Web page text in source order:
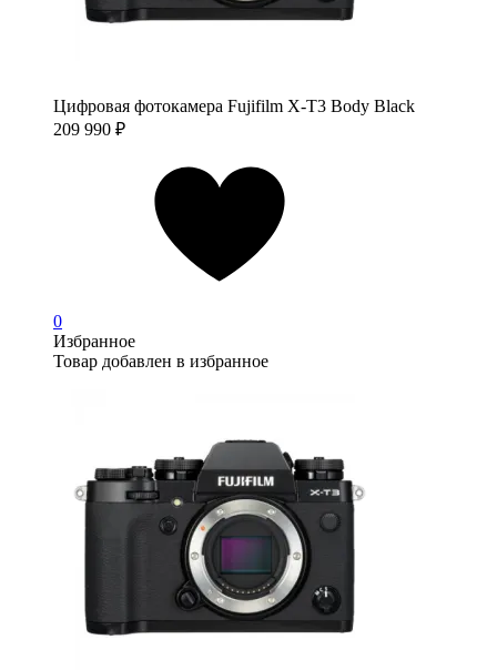
Цифровая фотокамера Fujifilm X-T3 Body Black
209 990 ₽
0
Избранное
Товар добавлен в избранное